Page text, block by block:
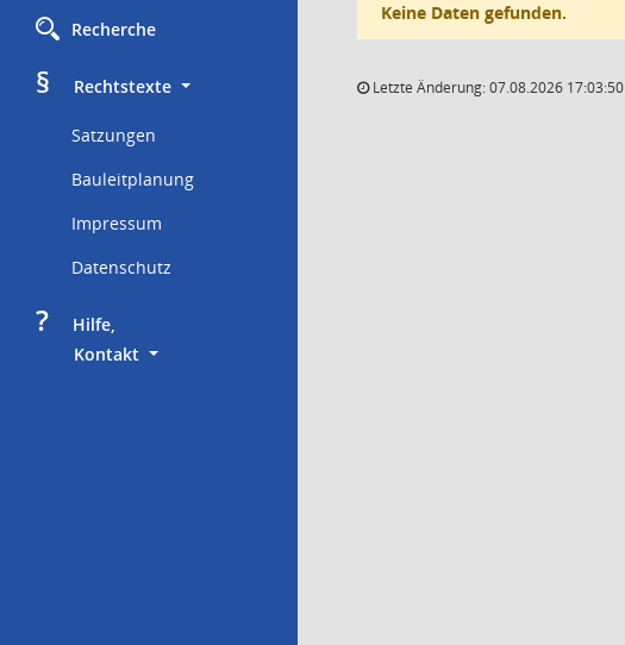
Recherche
§
     Rechtstexte
Satzungen
Bauleitplanung
Impressum
Datenschutz
?
     Hilfe,
Kontakt
Keine Daten gefunden.
Letzte Änderung: 07.08.2026 17:03:50